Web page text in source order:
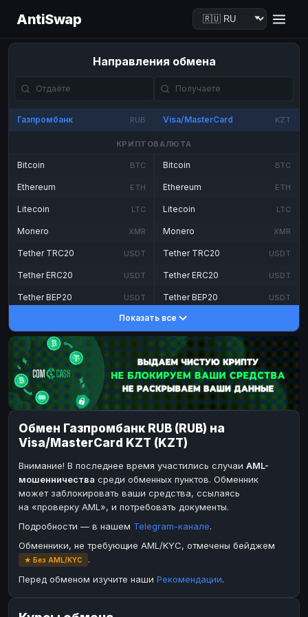
AntiSwap
Направления обмена
Газпромбанк RUB Visa/MasterCard KZT
КРИПТОВАЛЮТА
Bitcoin BTC
Ethereum ETH
Litecoin LTC
Monero XMR
Tether TRC20 USDT
Tether ERC20 USDT
Tether BEP20 USDT
DASH
Toncoin TON
Dogecoin DOGE
TRX TRON
Bitcoin Cash BCH
BinanceCoin BEP20
Ether Classic
SOL
Ripple XRP
Bitcoin BTC
Ethereum ETH
Litecoin LTC
Monero XMR
Tether TRC20 USDT
Tether ERC20 USDT
Tether BEP20 USDT
DASH
Toncoin TON
Dogecoin DOGE
TRX TRON
Bitcoin Cash BCH
BinanceCoin
Ether Classic
Ripple
Paxum USD
Perfect Money
Payoneer USD
Paxum
Payoneer
Показать все
Обмен Газпромбанк RUB (RUB) на
Visa/MasterCard KZT (KZT)
Внимание! В последнее время участились случаи AML-
мошенничества среди обменных пунктов. Обменник
может заблокировать ваши средства, ссылаясь
на «проверку AML», и потребовать документы.
Подробности — в нашем Telegram-канале.
Обменники, не требующие AML/KYC, отмечены бейджем
★ Без AML/KYC
.
Перед обменом изучите наши Рекомендации.